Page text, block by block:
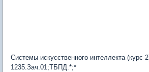
Системы искусственного интеллекта (курс
1235.Зач.01;ТБПД.*;*